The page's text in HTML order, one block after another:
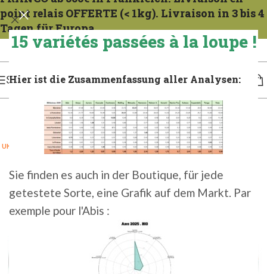
15 variétés passées à la loupe !
Hier ist die Zusammenfassung aller Analysen:
Sie finden es auch in der Boutique, für jede
getestete Sorte, eine Grafik auf dem Markt. Par
exemple pour l'Abis :
point relais OFFERTE (< 1kg). Livraison in 3 bis 4
Tagen für Europa.
Expeditionen zu allen Mercredis. Gießen Sie das französische Gericht 1 bis 2 Tage
lang. Für 3 bis 4 Tage in Europa gießen.
SPEISEKARTE
UK 2,5 KG 2021